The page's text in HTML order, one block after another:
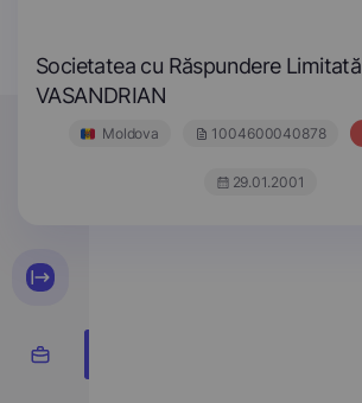
Societatea cu Răspundere Limitată
VASANDRIAN
Moldova 1004600040878
29.01.2001